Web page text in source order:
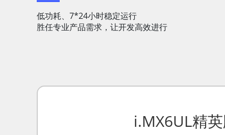
低功耗、7*24小时稳定运行
胜任专业产品需求，让开发高效进行
i.MX6UL精